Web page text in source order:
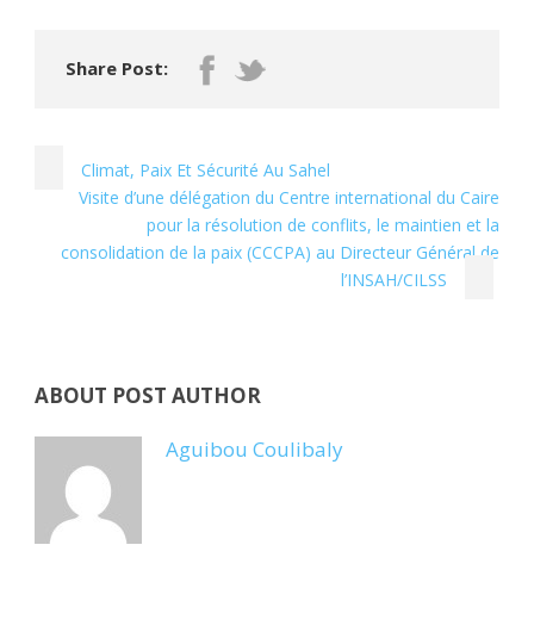
Share Post:
Climat, Paix Et Sécurité Au Sahel
Visite d’une délégation du Centre international du Caire
pour la résolution de conflits, le maintien et la
consolidation de la paix (CCCPA) au Directeur Général de
l’INSAH/CILSS
ABOUT POST AUTHOR
Aguibou Coulibaly